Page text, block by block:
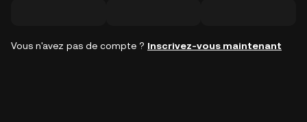
Vous n'avez pas de compte ? Inscrivez-vous maintenant